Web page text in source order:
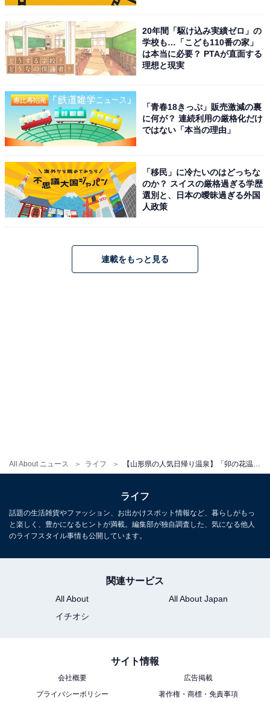
All About ニュース ライフ
アクセス・料金情報は？ 泊まれる？
H（ザ・エイチ）」を併設しています）
20年間「駆け込み実績ゼロ」の
学校も…「こども110番の家」
は本当に必要？ PTAが直面する
理想と現実
「青春18きっぷ」販売激減の裏
に何が？ 連続利用の厳格化だけ
ではない「本当の理由」
「移民」に冷たいのはどっちな
のか？ スイスの厳格過ぎる学歴
選別と、日本の曖昧過ぎる外国
人政策
連載をもっと見る
ライフ
話題の生活雑貨やファッション、お出かけスポット情報など、暮らしがもっ
と楽しく、豊かになるヒントが満載。編集部が独自調査した、気になる他人
のライフスタイル事情も公開しています。
関連サービス
All About
All About Japan
イチオシ
サイト情報
会社概要
広告掲載
プライバシーポリシー
著作権・商標・免責事項